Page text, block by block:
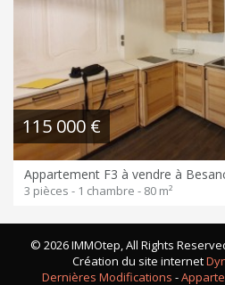
115 000 €
Appartement F3 à vendre à
3 pièces - 1 chambre - 80 m²
© 2026 IMMOtep, All Rights
Création du site internet
Dernières Modifications -